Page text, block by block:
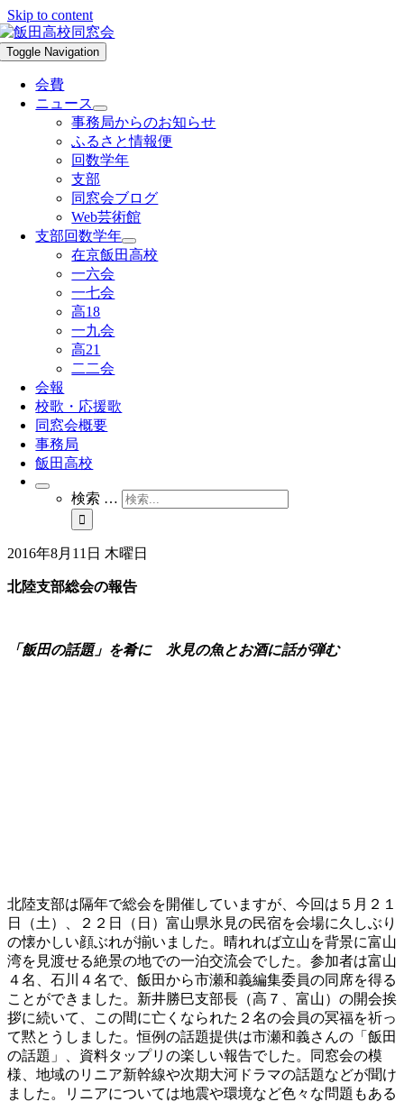
Skip to content
Toggle Navigation
会費
ニュース
事務局からのお知らせ
ふるさと情報便
回数学年
支部
同窓会ブログ
Web芸術館
支部回数学年
在京飯田高校
一六会
一七会
高18
一九会
高21
二二会
会報
校歌・応援歌
同窓会概要
事務局
飯田高校
検索 …
2016年8月11日 木曜日
北陸支部総会の報告
「飯田の話題」を肴に 氷見の魚とお酒に話が弾む
北陸支部は隔年で総会を開催していますが、今回は５月２１
日（土）、２２日（日）富山県氷見の民宿を会場に久しぶり
の懐かしい顔ぶれが揃いました。晴れれば立山を背景に富山
湾を見渡せる絶景の地での一泊交流会でした。参加者は富山
４名、石川４名で、飯田から市瀬和義編集委員の同席を得る
ことができました。新井勝巳支部長（高７、富山）の開会挨
拶に続いて、この間に亡くなられた２名の会員の冥福を祈っ
て黙とうしました。恒例の話題提供は市瀬和義さんの「飯田
の話題」、資料タップリの楽しい報告でした。同窓会の模
様、地域のリニア新幹線や次期大河ドラマの話題などが聞け
ました。リニアについては地震や環境など色々な問題もある